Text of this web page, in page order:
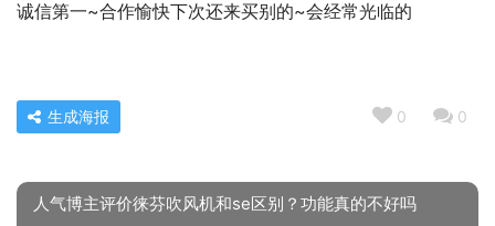
诚信第一~合作愉快下次还来买别的~会经常光临的
0 0
生成海报
人气博主评价徕芬吹风机和se区别？功能真的不好吗